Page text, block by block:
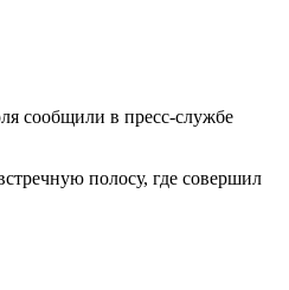
сообщили в пресс-службе
полосу, где совершил